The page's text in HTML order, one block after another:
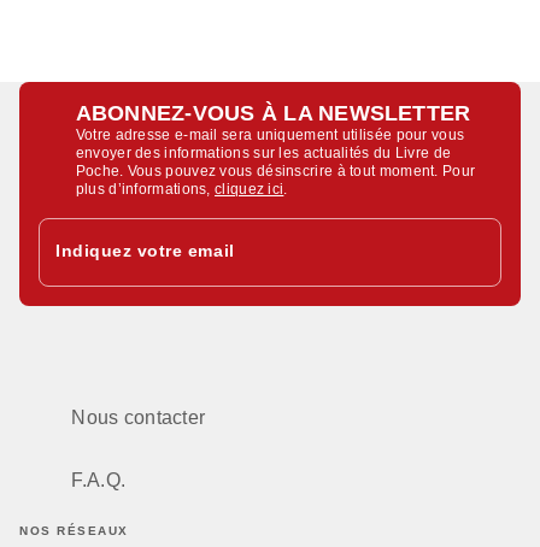
ABONNEZ-VOUS À LA NEWSLETTER
Votre adresse e-mail sera uniquement utilisée pour vous
envoyer des informations sur les actualités du Livre de
Poche. Vous pouvez vous désinscrire à tout moment. Pour
plus d’informations,cliquez ici
Indiquez votre email
Nous contacter
F.A.Q.
NOS RÉSEAUX